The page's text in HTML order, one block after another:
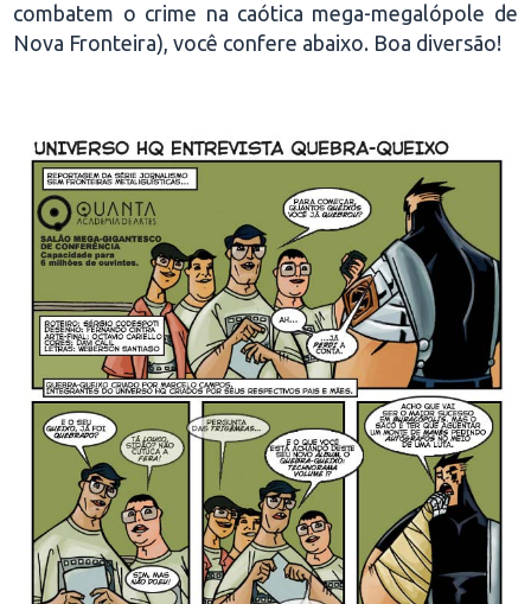
combatem o crime na caótica mega-megalópole de
Nova Fronteira), você confere abaixo. Boa diversão!